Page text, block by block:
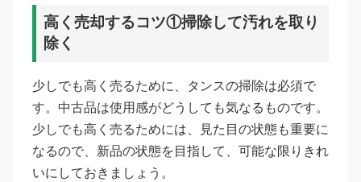
高く売却するコツ①掃除して汚れを取り
除く
少しでも高く売るために、タンスの掃除は必須で
す。中古品は使用感がどうしても気なるものです。
少しでも高く売るためには、見た目の状態も重要に
なるので、新品の状態を目指して、可能な限りきれ
いにしておきましょう。